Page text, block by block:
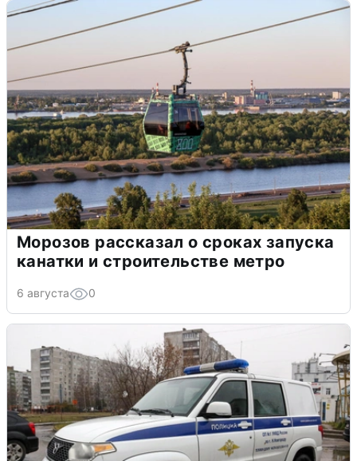
Морозов рассказал о сроках запуска
канатки и строительстве метро
6 августа 0